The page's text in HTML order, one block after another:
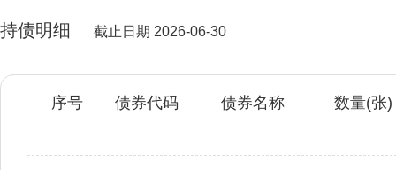
持债明细 截止日期 2026-06-30
序号 债券代码 债券名称 数量(张)